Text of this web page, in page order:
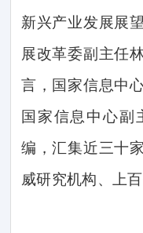
新兴产业发展展
展改革委副主任
言，国家信息中
国家信息中心副
编，汇集近三十
威研究机构、上